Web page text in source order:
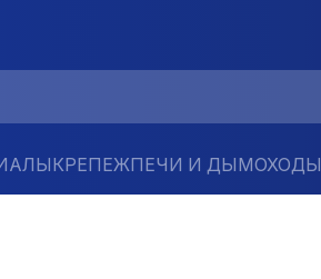
КРЕПЕЖПЕЧИ И ДЫМОХОДЫ